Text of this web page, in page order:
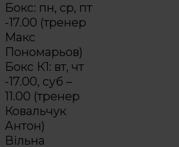
Бокс: пн, ср, пт
-17.00 (тренер
Макс
Пономарьов)
Бокс К1: вт, чт
-17.00, суб –
11.00 (тренер
Ковальчук
Антон)
Вільна